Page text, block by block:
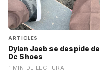
ARTICLES
Dylan Jaeb se despide de
Dc Shoes
1 MIN DE LECTURA